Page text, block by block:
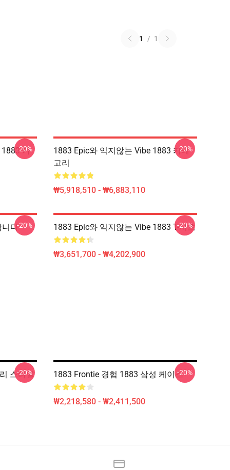
1 / 1
카
-20%
1883 Epic와 익지않는 Vibe 1883 카테
고리
₩5,918,510 - ₩6,883,110
-20%
니다-20% 1883 Epic와 익지않는 Vibe 1883 T-셔츠
₩3,651,700 - ₩4,202,900
-20%
스타일
-20% 1883 Frontie 경험 1883 삼성 케이스
₩2,218,580 - ₩2,411,500
-20%